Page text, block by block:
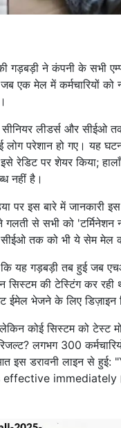
गड़बड़ी ने कंपनी के सभी
एक मेल में कर्मचारियों को
सीनियर लीडर्स और सीईओ
परेशान हो गए। यह
रेडिट पर शेयर किया;
नहीं है।
पर इस बारे में जानकारी
से सभी को 'टर्मिनेशन
तक को भी ये सेम मेल
यह गड़बड़ी तब हुई जब
सिस्टम की टेस्टिंग कर रही
ईमेल भेजने के लिए डिज़ाइन
कोई सिस्टम को टेस्ट
लगभग 300
इस डरावनी लाइन से हुई: